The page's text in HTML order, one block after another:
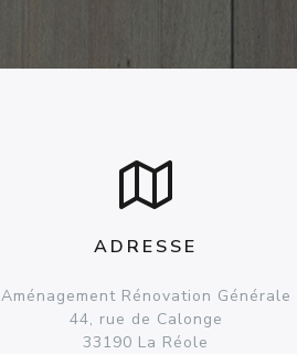
ADRESSE
Aménagement Rénovation Générale
44, rue de Calonge
33190 La Réole